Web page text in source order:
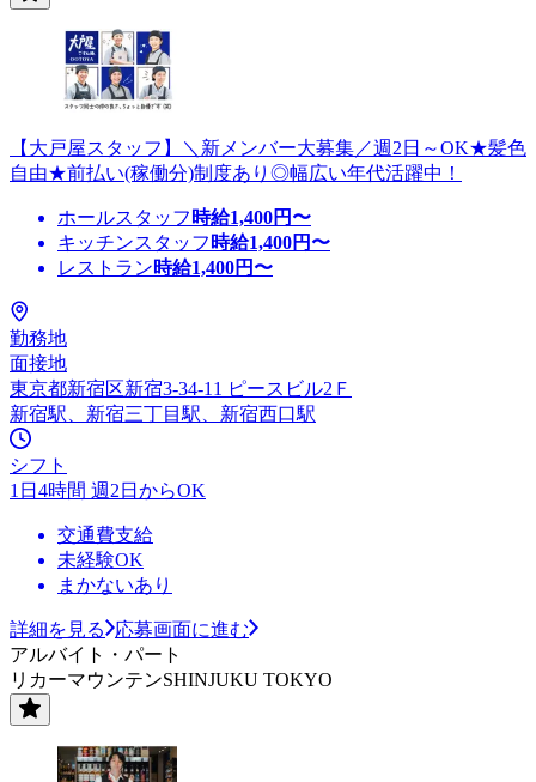
【大戸屋スタッフ】＼新メンバー大募集／週2日～OK★髪色
自由★前払い(稼働分)制度あり◎幅広い年代活躍中！
ホールスタッフ 時給1,400円〜
キッチンスタッフ 時給1,400円〜
レストラン時給1,400円〜
勤務地
面接地
東京都新宿区新宿3-34-11 ピースビル2Ｆ
新宿駅、新宿三丁目駅、新宿西口駅
シフト
1日4時間 週2日からOK
交通費支給
未経験OK
まかないあり
詳細を見る
応募画面に進む
アルバイト・パート
リカーマウンテンSHINJUKU TOKYO